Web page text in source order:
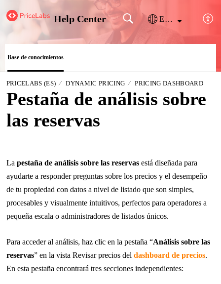
Help Center Español (España)
Base de conocimientos
PRICELABS (ES) DYNAMIC PRICING PRICING DASHBOARD
Pestaña de análisis sobre
las reservas
La pestaña de análisis sobre las reservasestá diseñada para
ayudarte a responder preguntas sobre los precios y el desempeño
de tu propiedad con datos a nivel de listado que son simples,
procesables y visualmente intuitivos, perfectos para operadores a
pequeña escala o administradores de listados únicos.
Para acceder al análisis, haz clic en la pestaña “Análisis sobre las
reservas” en la vista Revisar precios del dashboard de precios.
En esta pestaña encontrará tres secciones independientes: